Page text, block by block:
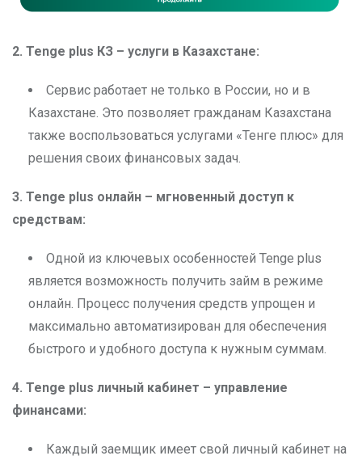
2. Tenge plus КЗ – услуги в Казахстане:
Сервис работает не только в России, но и в
Казахстане. Это позволяет гражданам Казахстана
также воспользоваться услугами «Тенге плюс» для
решения своих финансовых задач.
3. Tenge plus онлайн – мгновенный доступ к
средствам:
Одной из ключевых особенностей Tenge plus
является возможность получить займ в режиме
онлайн. Процесс получения средств упрощен и
максимально автоматизирован для обеспечения
быстрого и удобного доступа к нужным суммам.
4. Tenge plus личный кабинет – управление
финансами:
Каждый заемщик имеет свой личный кабинет на